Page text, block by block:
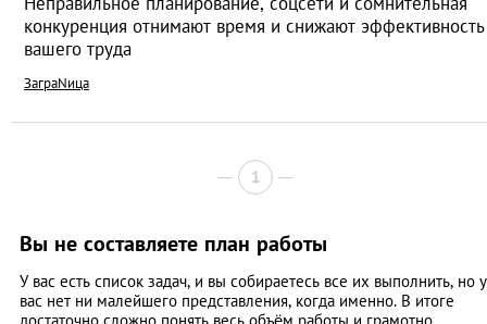
конкуренция отнимают время и снижают эффективность
вашего труда
ЗаграNица
1
Вы не составляете план работы
У вас есть список задач, и вы собираетесь все их выполнить, но у
вас нет ни малейшего представления, когда именно. В итоге